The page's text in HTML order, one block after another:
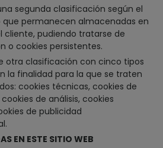
segunda clasificación según el
permanecen almacenadas en
cliente, pudiendo tratarse de
o cookies persistentes.
otra clasificación con cinco tipos
la finalidad para la que se traten
cookies técnicas, cookies de
de análisis, cookies
de publicidad
EN ESTE SITIO WEB